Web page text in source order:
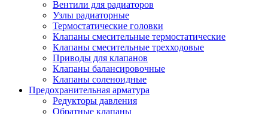
Вентили для радиаторов
Узлы радиаторные
Термостатические головки
Клапаны смесительные термостатические
Клапаны смесительные трехходовые
Приводы для клапанов
Клапаны балансировочные
Клапаны соленоидные
Предохранительная арматура
Редукторы давления
Обратные клапаны